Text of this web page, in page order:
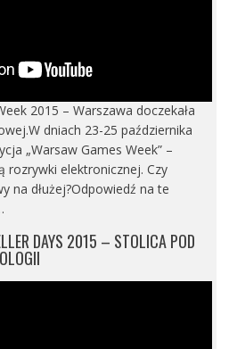
2015 – Warszawa doczekała
dniach 23-25 października
„Warsaw Games Week” –
rozrywki elektronicznej. Czy
na dłużej?Odpowiedź na te
DAYS 2015 – STOLICA POD